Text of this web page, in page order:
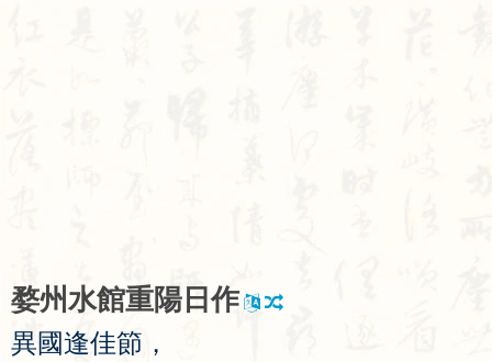
婺州水館重陽 日作
異國逢佳節 ，